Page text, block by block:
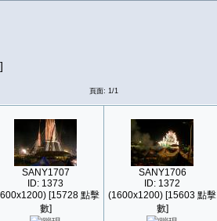
]
頁面: 1/1
SANY1707
ID: 1373
[15728 點擊
數]
SANY1706
ID: 1372
(1600x1200) [15603 點擊
數]